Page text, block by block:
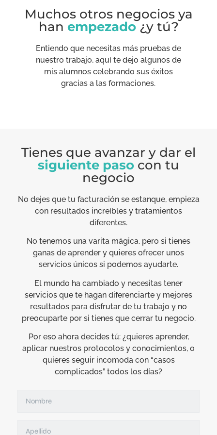
Muchos otros negocios ya
han empezado¿y tú?
Entiendo que necesitas más pruebas de
nuestro trabajo, aquí te dejo algunos de
mis alumnos celebrando sus éxitos
gracias a las formaciones.
Tienes que avanzar y dar el
siguiente paso con tu
negocio
No dejes que tu facturación se estanque, empieza
con resultados increíbles y tratamientos
diferentes.
No tenemos una varita mágica, pero si tienes
ganas de aprender y quieres ofrecer unos
servicios únicos si podemos ayudarte.
El mundo ha cambiado y necesitas tener
servicios que te hagan diferenciarte y mejores
resultados para disfrutar de tu trabajo y no
preocuparte por si tienes que cerrar tu negocio.
Por eso ahora decides tú: ¿quieres aprender,
aplicar nuestros protocolos y conocimientos, o
quieres seguir incomoda con “casos
complicados” todos los días?